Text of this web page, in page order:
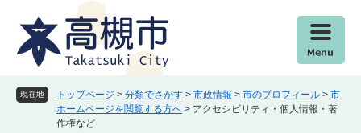
現在地 トップページ > 分類でさがす > 市政情報 > 市のプロフィール > 市
ホームページを閲覧する方へ > アクセシビリティ・個人情報・著
作権など